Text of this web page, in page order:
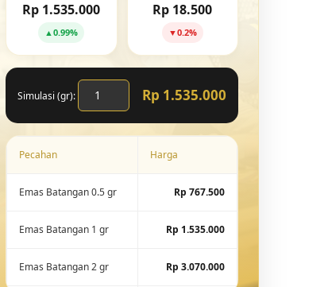
Rp 1.535.000
▲0.99%
Rp 18.500
▼0.2%
Simulasi (gr): Rp 1.535.000
Pecahan Harga
Emas Batangan 0.5 gr Rp 767.500
Emas Batangan 1 gr Rp 1.535.000
Emas Batangan 2 gr Rp 3.070.000